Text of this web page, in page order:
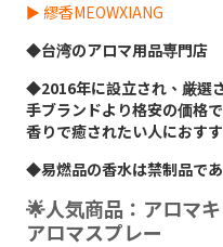
► 繆香MEOWXIANG
◆台湾のアロマ用品専門店
◆2016年に設立され、厳選
手ブランドより格安の価格
香りで癒されたい人におすす
◆易燃品の香水は禁制品で
🌟人気商品：アロマ
アロマスプレー